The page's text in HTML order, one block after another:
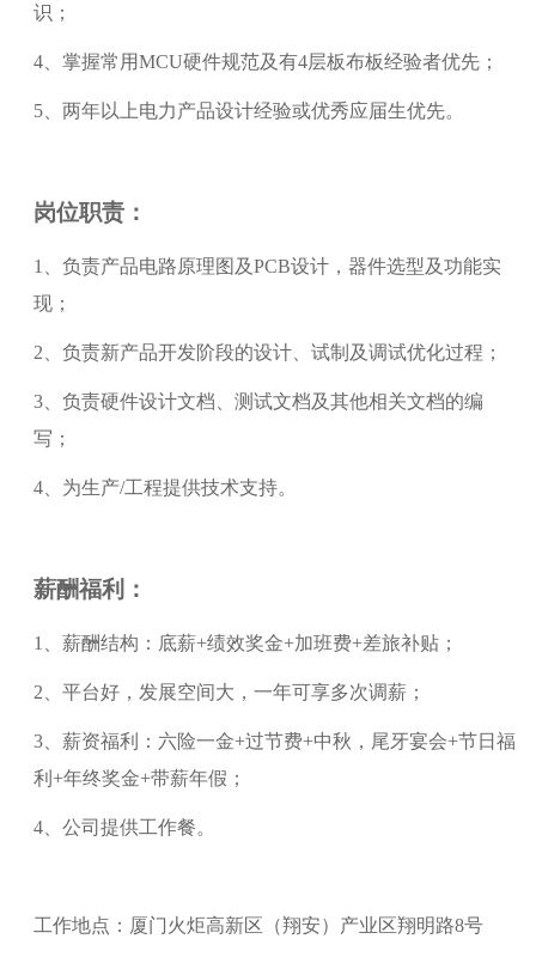
识；
4、掌握常用MCU硬件规范及有4层板布板经验者优先；
5、两年以上电力产品设计经验或优秀应届生优先。
岗位职责：
1、负责产品电路原理图及PCB设计，器件选型及功能实
现；
2、负责新产品开发阶段的设计、试制及调试优化过程；
3、负责硬件设计文档、测试文档及其他相关文档的编
写；
4、为生产/工程提供技术支持。
薪酬福利：
1 薪酬结构：底薪+绩效奖金+加班费+差旅补贴；
2 平台好，发展空间大，一年可享多次调薪；
3、 薪资福利：六险一金+过节费+中秋，尾牙宴会+节日福
利+年终奖金+带薪年假 ；
4、 公司提供工作餐。
工作地点：厦门火炬高新区（翔安）产业区翔明路8号